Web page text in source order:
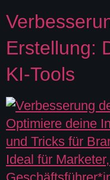
Erstellung:
KI-Tools